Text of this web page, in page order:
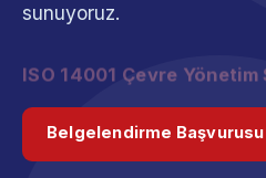
sunuyoruz.
ISO 45001 İş Sağlığı ve
Belgelendirme Başvurusu